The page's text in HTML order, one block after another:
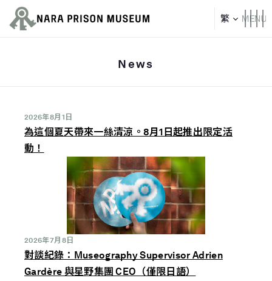
News
2026年8月1日
為這個夏天帶來一絲清涼。8月1日起推出限定活
動！
2026年7月8日
對談紀錄：Museography Supervisor Adrien
Gardère 與星野集團 CEO（僅限日語）